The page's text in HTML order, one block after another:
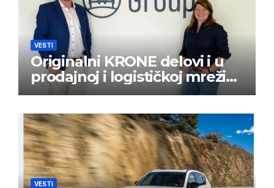
VESTI
Originalni KRONE delovi i u
prodajnoj i logističkoj mreži
BPW Aftermarket grupe
VESTI